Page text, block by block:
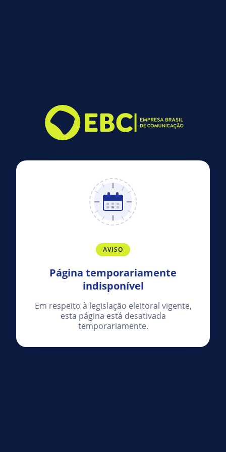
AVISO
Página temporariamente
indisponível
Em respeito à legislação eleitoral vigente,
esta página está desativada
temporariamente.